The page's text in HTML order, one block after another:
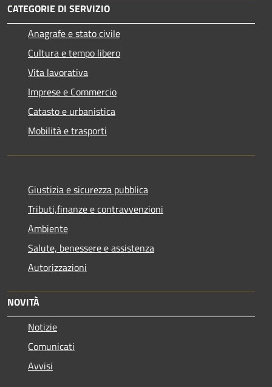
CATEGORIE DI SERVIZIO
Anagrafe e stato civile
Cultura e tempo libero
Vita lavorativa
Imprese e Commercio
Catasto e urbanistica
Mobilità e trasporti
Giustizia e sicurezza pubblica
Tributi,finanze e contravvenzioni
Ambiente
Salute, benessere e assistenza
Autorizzazioni
NOVITÀ
Notizie
Comunicati
Avvisi